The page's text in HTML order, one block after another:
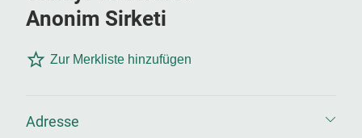
Anonim Sirketi
Zur Merkliste hinzufügen
Adresse